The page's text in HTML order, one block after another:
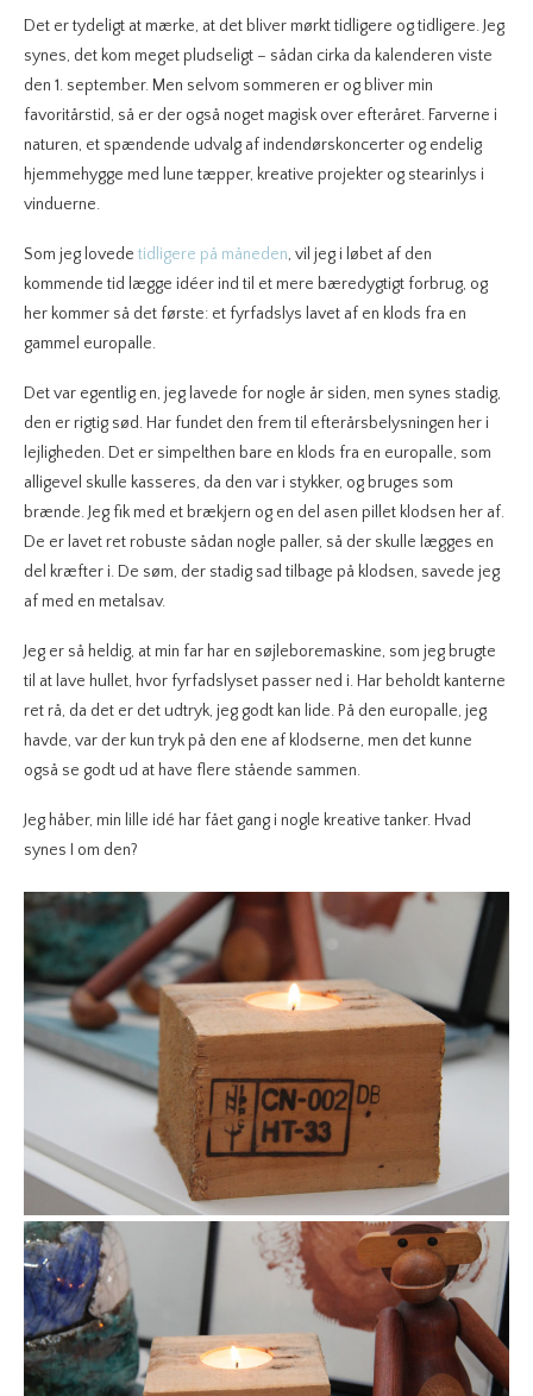
Det er tydeligt at mærke, at det bliver mørkt tidligere og tidligere. Jeg
synes, det kom meget pludseligt – sådan cirka da kalenderen viste
den 1. september. Men selvom sommeren er og bliver min
favoritårstid, så er der også noget magisk over efteråret. Farverne i
naturen, et spændende udvalg af indendørskoncerter og endelig
hjemmehygge med lune tæpper, kreative projekter og stearinlys i
vinduerne.
Som jeg lovede tidligere på måneden, vil jeg i løbet af den
kommende tid lægge idéer ind til et mere bæredygtigt forbrug, og
her kommer så det første: et fyrfadslys lavet af en klods fra en
gammel europalle.
Det var egentlig en, jeg lavede for nogle år siden, men synes stadig,
den er rigtig sød. Har fundet den frem til efterårsbelysningen her i
lejligheden. Det er simpelthen bare en klods fra en europalle, som
alligevel skulle kasseres, da den var i stykker, og bruges som
brænde. Jeg fik med et brækjern og en del asen pillet klodsen her af.
De er lavet ret robuste sådan nogle paller, så der skulle lægges en
del kræfter i. De søm, der stadig sad tilbage på klodsen, savede jeg
af med en metalsav.
Jeg er så heldig, at min far har en søjleboremaskine, som jeg brugte
til at lave hullet, hvor fyrfadslyset passer ned i. Har beholdt kanterne
ret rå, da det er det udtryk, jeg godt kan lide. På den europalle, jeg
havde, var der kun tryk på den ene af klodserne, men det kunne
også se godt ud at have flere stående sammen.
Jeg håber, min lille idé har fået gang i nogle kreative tanker. Hvad
synes I om den?